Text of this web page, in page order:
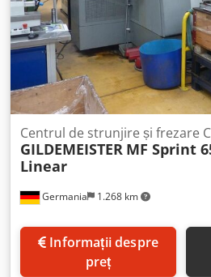
Germania 1.268 km
Centrul de strunjire și frezare
GILDEMEISTER MF Sprint
Linear
preț